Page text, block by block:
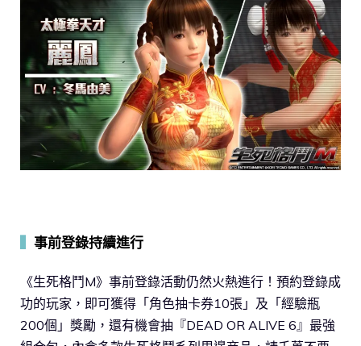
事前登錄持續進行
《生死格鬥M》事前登錄活動仍然火熱進行！預約登錄成
功的玩家，即可獲得「角色抽卡券10張」及「經驗瓶
200個」獎勵，還有機會抽『DEAD OR ALIVE 6』最強